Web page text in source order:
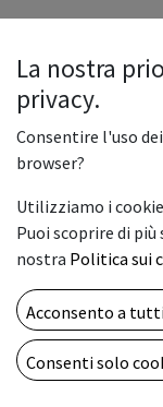
Konica
completa di: 2
fogli SRA3-A6, unità
SSD 256GB
Ethernet
Device, USB Host,
PCL6, PCL5e/c,
XML. Smart
La nostra
privacy.
Consentire l'uso
browser?
Utilizziamo i
Puoi scoprire di
nostra Politica sui
Acconsento a
Consenti solo